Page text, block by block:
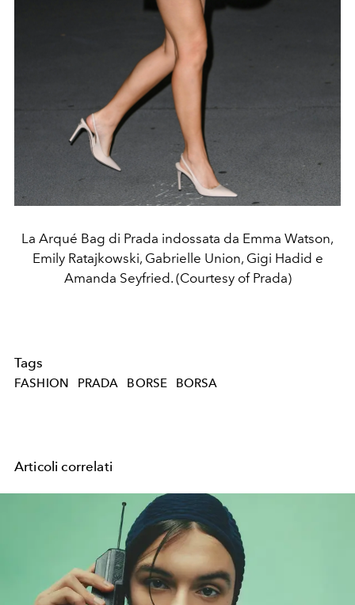
La Arqué Bag di Prada indossata da Emma Watson,
Emily Ratajkowski, Gabrielle Union, Gigi Hadid e
Amanda Seyfried. (Courtesy of Prada)
Tags
FASHION PRADA BORSE BORSA
Articoli correlati